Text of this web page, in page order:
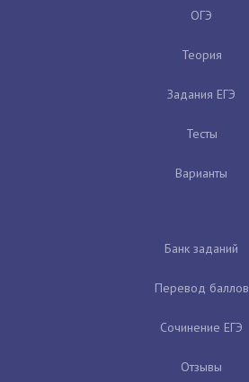
ОГЭ
Теория
Задания ЕГЭ
Тесты
Варианты
Банк заданий
Перевод баллов
Сочинение ЕГЭ
Отзывы